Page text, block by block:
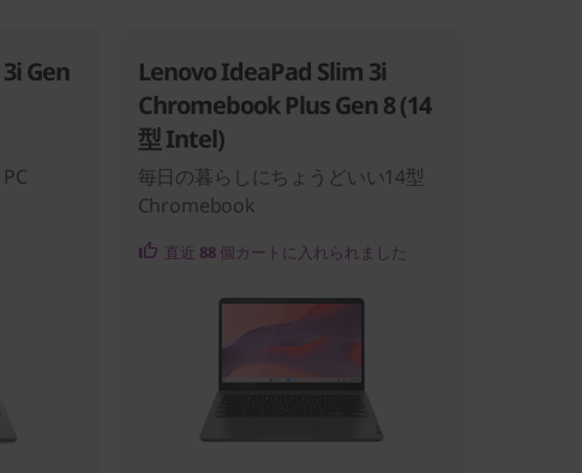
Gen
Lenovo IdeaPad Slim 3i
Chromebook Plus Gen 8 (14
型 Intel)
毎日の暮らしにちょうどいい14型
Chromebook
直近 88個カートに入れられました